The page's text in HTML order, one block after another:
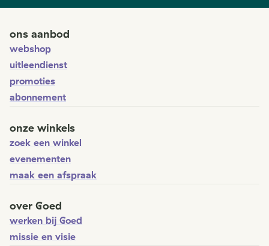
ons aanbod
webshop
uitleendienst
promoties
abonnement
onze winkels
zoek een winkel
evenementen
maak een afspraak
over Goed
werken bij Goed
missie en visie